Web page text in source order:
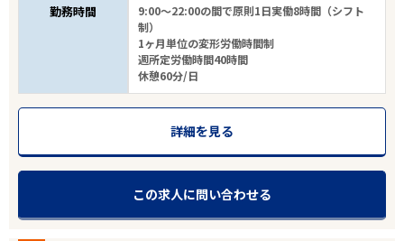
勤務時間
9:00～22:00の間で原則1日実働8時間（シフト
制）
1ヶ月単位の変形労働時間制
週所定労働時間40時間
休憩60分/日
詳細を見る
この求人に問い合わせる